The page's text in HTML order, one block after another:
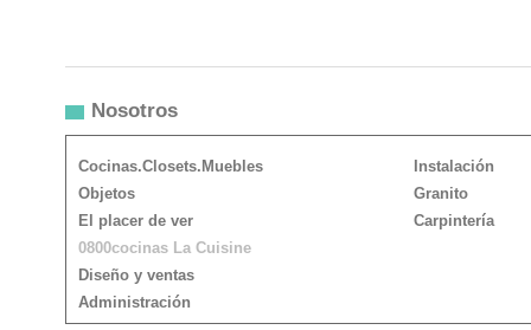
Nosotros
Cocinas.Closets.Muebles
Objetos
El placer de ver
0800cocinas La Cuisine
Diseño y ventas
Administración
Instalación
Granito
Carpintería